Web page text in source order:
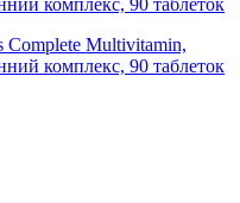
Complete Multivitamin,
комплекс, 90 таблеток